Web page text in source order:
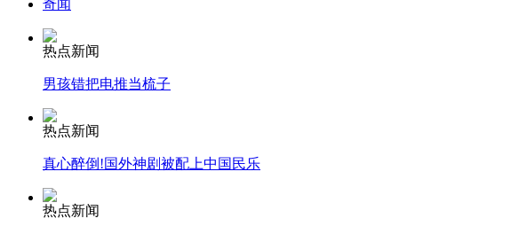
外交部：有关国家言论片面不公正
安徽一实载49人客车翻车
奇闻
热点新闻
男孩错把电推当梳子
热点新闻
真心醉倒!国外神剧被配上中国民乐
热点新闻